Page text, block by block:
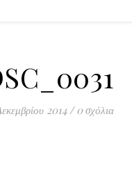
2014 / 0 σχόλια